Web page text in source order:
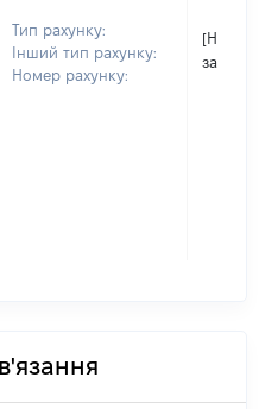
Тип рахунку:
Інший тип рахунку:
Номер рахунку:
[Не